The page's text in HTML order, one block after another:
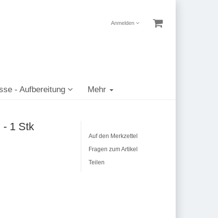
Anmelden
- Aufbereitung Mehr
- 1 Stk
Auf den Merkzettel
Fragen zum Artikel
Teilen